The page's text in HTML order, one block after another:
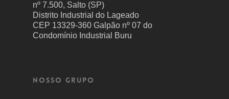
nº 7.500, Salto (SP)
Distrito Industrial do Lageado
CEP 13329-360 Galpão nº 07 do
Condomínio Industrial Buru
Nosso grupo